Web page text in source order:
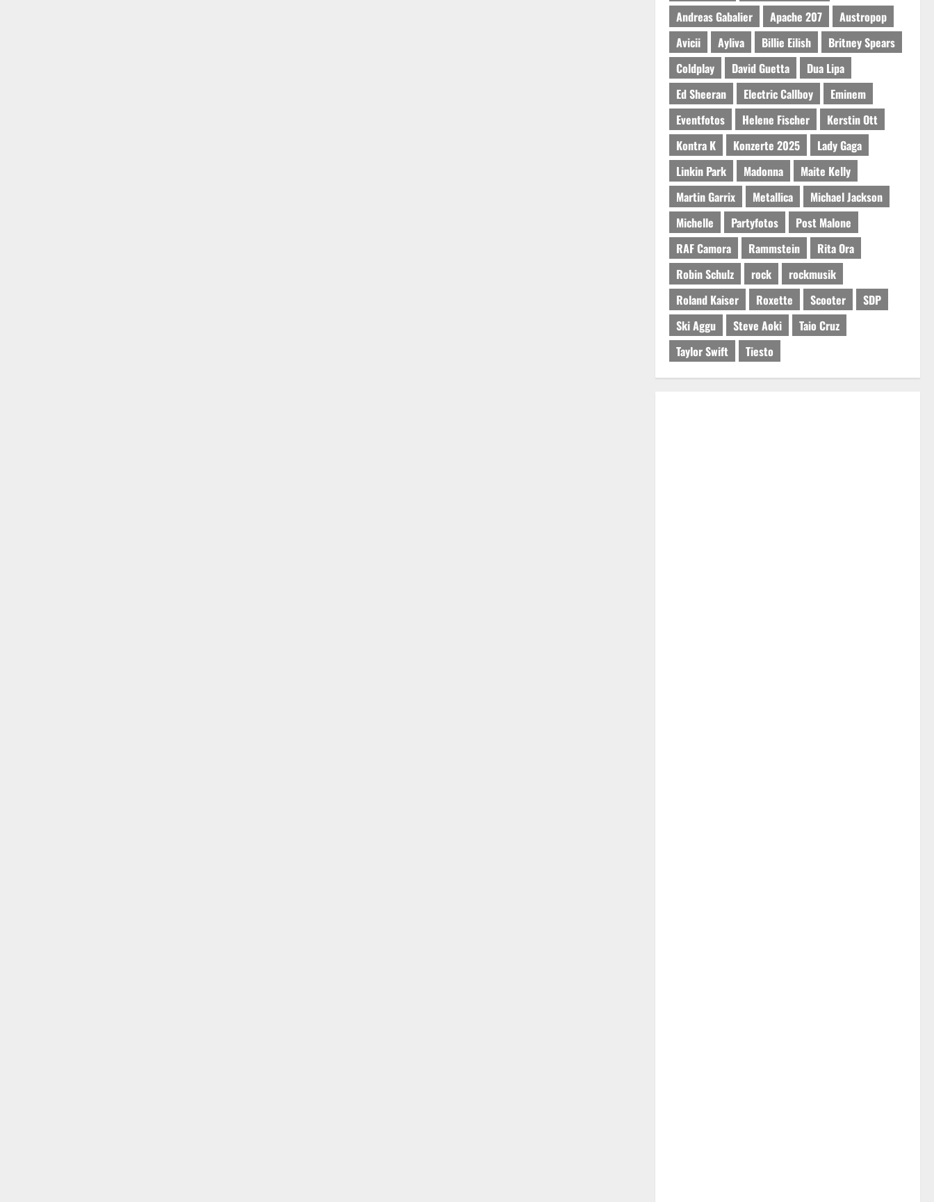
Andreas Gabalier
Apache 207
Austropop
Avicii
Ayliva Billie Eilish
Britney Spears
Coldplay
David Guetta
Dua Lipa
Ed Sheeran
Electric Callboy
Eminem
Eventfotos
Helene Fischer
Kerstin Ott
Kontra K
Konzerte 2025
Lady Gaga
Linkin Park
Madonna
Maite Kelly
Martin Garrix
Metallica
Michael Jackson
Michelle
Partyfotos
Post Malone
RAF Camora
Rammstein
Rita Ora
Robin Schulz
rock
rockmusik
Roland Kaiser
Roxette Scooter
SDP
Ski Aggu
Steve Aoki
Taio Cruz
Taylor Swift
Tiesto